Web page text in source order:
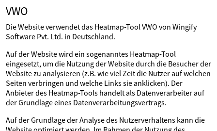
VWO
Die Website verwendet das Heatmap-Tool VWO von Wingify
Software Pvt. Ltd. in Deutschland.
Auf der Website wird ein sogenanntes Heatmap-Tool
eingesetzt, um die Nutzung der Website durch die Besucher der
Website zu analysieren (z.B. wie viel Zeit die Nutzer auf welchen
Seiten verbringen und welche Links sie anklicken). Der
Anbieter des Heatmap-Tools handelt als Datenverarbeiter auf
der Grundlage eines Datenverarbeitungsvertrags.
Auf der Grundlage der Analyse des Nutzerverhaltens kann die